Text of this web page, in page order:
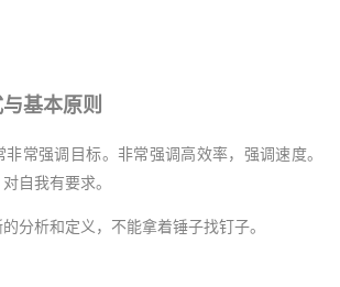
基本原则
常强调目标。非常强调高效率，强调速度。
自我有要求。
分析和定义，不能拿着锤子找钉子。